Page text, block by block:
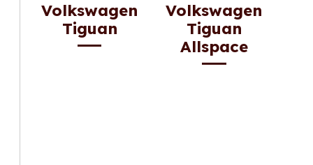
Volkswagen
Tiguan
Volkswagen
Tiguan
Allspace